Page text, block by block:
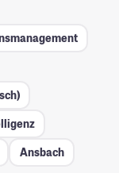
Ansbach